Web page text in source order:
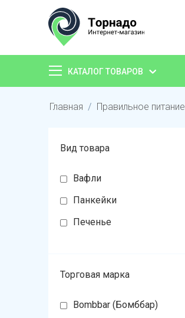
КАТАЛОГ ТОВАРОВ
Главная / Правильное питание
Вид товара
Вафли
Панкейки
Печенье
Торговая марка
Bombbar (Бомббар)